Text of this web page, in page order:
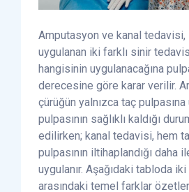
Amputasyon ve kanal
uygulanan iki farklı sinir
hangisinin uygulanacağına
derecesine göre karar verilir.
çürüğün yalnızca taç pulpasına
pulpasının sağlıklı kaldığı
edilirken; kanal tedavisi, hem
pulpasının iltihaplandığı daha
uygulanır. Aşağıdaki tabloda
arasındaki temel farklar